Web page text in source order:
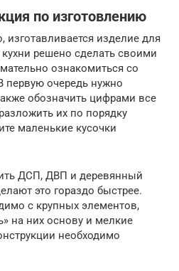
по изготовлению
изготавливается изделие для
решено сделать своими
ознакомиться со
первую очередь нужно
обозначить цифрами все
их по порядку
маленькие кусочки
ДСП, ДВП и деревянный
это гораздо быстрее.
с крупных элементов,
на них основу и мелкие
необходимо